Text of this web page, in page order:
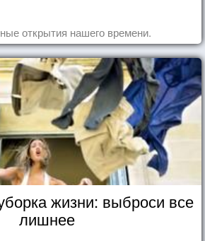
открытия нашего времени.
жизни: выброси все
лишнее